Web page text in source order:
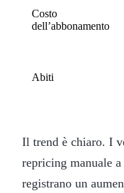
Costo
dell’abbonamento
Abiti
Il trend è chiaro. I
repricing manuale
registrano un